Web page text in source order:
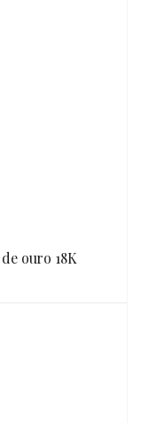
ouro 18K